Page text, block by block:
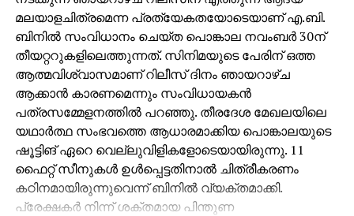
മലയാളചിത്രമെന്ന പ്രത്യേകതയോടെയാണ് എ.ബി.
ബിനില്‍ സംവിധാനം ചെയ്ത പൊങ്കാല നവംബര്‍ 30ന്
തീയറ്ററുകളിലെത്തുന്നത്. സിനിമയുടെ പേരിന് ഒത്ത
ആത്മവിശ്വാസമാണ് റിലീസ് ദിനം ഞായറാഴ്ച
ആക്കാന്‍ കാരണമെന്നും സംവിധായകന്‍
പത്രസമ്മേളനത്തില്‍ പറഞ്ഞു. തീരദേശ മേഖലയിലെ
യഥാര്‍ത്ഥ സംഭവത്തെ ആധാരമാക്കിയ പൊങ്കാലയുടെ
ഷൂട്ടിങ് ഏറെ വെല്ലുവിളികളോടെയായിരുന്നു. 11
ഫൈറ്റ് സീനുകള്‍ ഉള്‍പ്പെട്ടതിനാല്‍ ചിത്രീകരണം
കഠിനമായിരുന്നുവെന്ന് ബിനില്‍ വ്യക്തമാക്കി.
പ്രേക്ഷകര്‍ നിന്ന് ശക്തമായ പിന്തുണ